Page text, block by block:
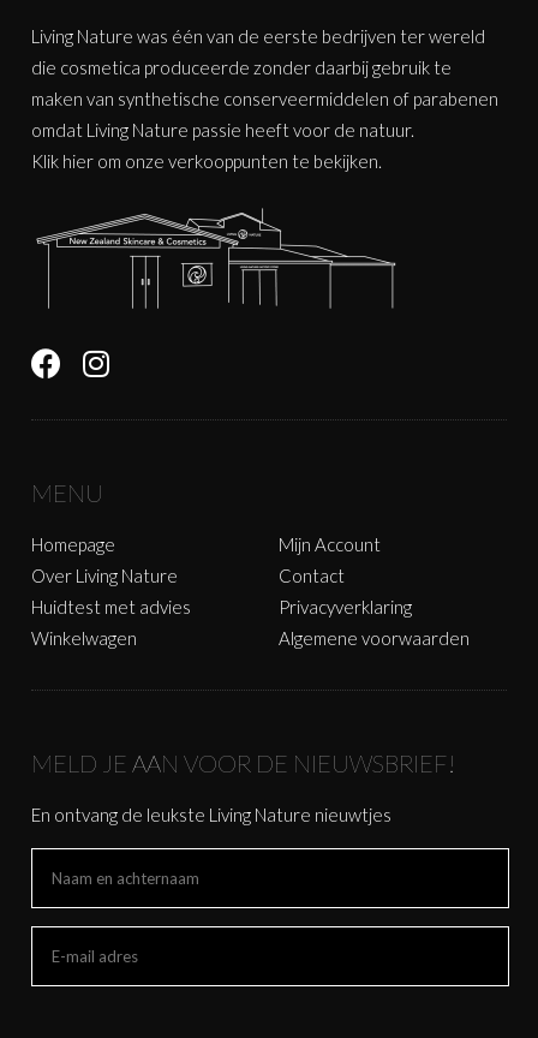
Living Nature was één van de eerste bedrijven ter wereld
die cosmetica produceerde zonder daarbij gebruik te
maken van synthetische conserveermiddelen of parabenen
omdat Living Nature passie heeft voor de natuur.
Klik hier om onze verkooppunten te bekijken.
MENU
Homepage
Over Living Nature
Huidtest met advies
Winkelwagen
Mijn Account
Contact
Privacyverklaring
Algemene voorwaarden
MELD JE AAN VOOR DE NIEUWSBRIEF!
En ontvang de leukste Living Nature nieuwtjes